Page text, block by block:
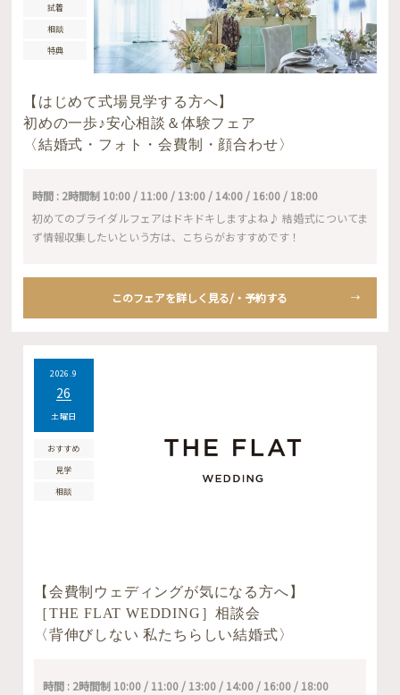
試着
相談
特典
【はじめて式場見学する方へ】
初めの一歩♪安心相談＆体験フェア
〈結婚式・フォト・会費制・顔合わせ〉
時間 : 2時間制 10:00 / 11:00 / 13:00 / 14:00 / 16:00 / 18:00
初めてのブライダルフェアはドキドキしますよね♪ 結婚式についてま
ず情報収集したいという方は、こちらがおすすめです！
このフェアを詳しく見る/・予約する
2026.9
26
土曜日
おすすめ
見学
相談
【会費制ウェディングが気になる方へ】
［THE FLAT WEDDING］相談会
〈背伸びしない 私たちらしい結婚式〉
時間 : 2時間制 10:00 / 11:00 / 13:00 / 14:00 / 16:00 / 18:00